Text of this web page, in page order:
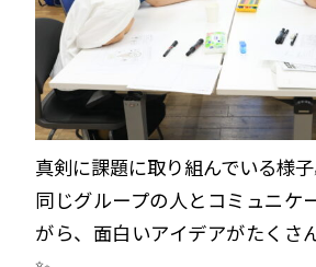
真剣に課題に取り組んでいる様
同じグループの人とコミュニケ
がら、面白いアイデアがたくさ